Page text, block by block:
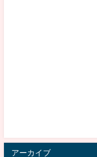
アーカイブ